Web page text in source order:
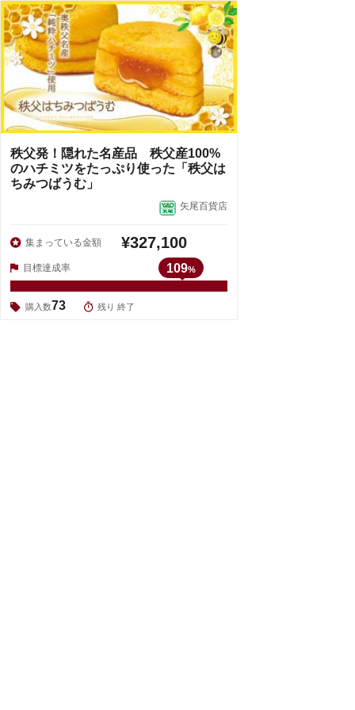
秩父発！隠れた名産品 秩父産100%
のハチミツをたっぷり使った「秩父は
ちみつばうむ」
矢尾百貨店
集まっている金額 ¥327,100
目標達成率 109%
購入数73 残り 終了